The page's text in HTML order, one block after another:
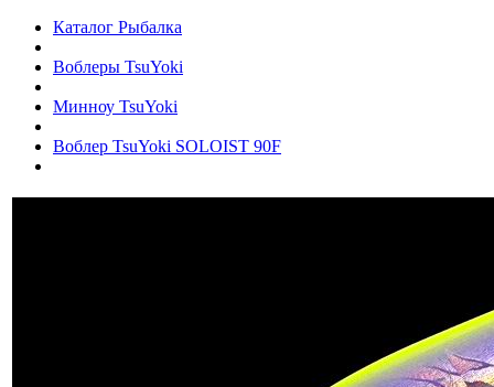
Каталог Рыбалка
Воблеры TsuYoki
Минноу TsuYoki
Воблер TsuYoki SOLOIST 90F